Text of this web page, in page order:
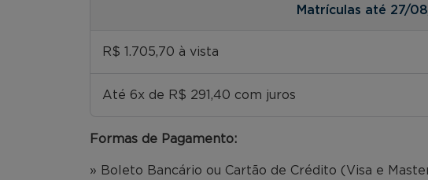
Matrículas até 27/
R$ 1.705,70 à vista
Até 6x de R$ 291,40 com juros
Formas de Pagamento:
» Boleto Bancário ou Cartão de Crédito (Visa e